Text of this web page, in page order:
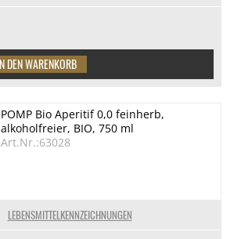
LEBENSMITTELKENNZEICHNUNGEN
POMP Bio Aperitif 0,0 feinherb,
alkoholfreier, BIO, 750 ml
Art.Nr.:63028